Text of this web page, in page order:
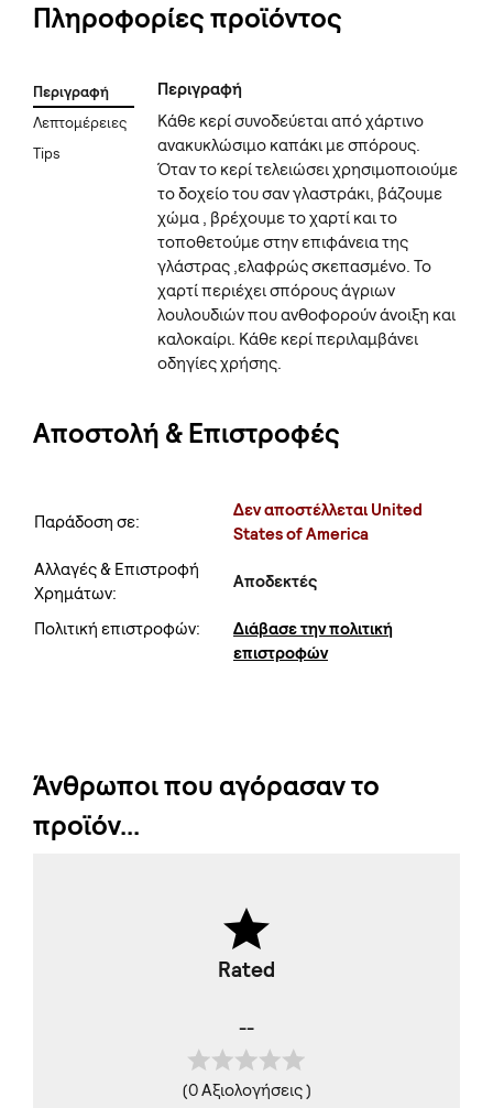
Πληροφορίες προϊόντος
Περιγραφή
Λεπτομέρειες
Tips
Περιγραφή
Κάθε κερί συνοδεύεται από χάρτινο
ανακυκλώσιμο καπάκι με σπόρους.
Όταν το κερί τελειώσει χρησιμοποιούμε
το δοχείο του σαν γλαστράκι, βάζουμε
χώμα , βρέχουμε το χαρτί και το
τοποθετούμε στην επιφάνεια της
γλάστρας ,ελαφρώς σκεπασμένο. Το
χαρτί περιέχει σπόρους άγριων
λουλουδιών που ανθοφορούν άνοιξη και
καλοκαίρι. Κάθε κερί περιλαμβάνει
οδηγίες χρήσης.
Αποστολή & Επιστροφές
Παράδοση σε:
Δεν αποστέλλεται United
States of America
Αλλαγές & Επιστροφή
Χρημάτων:
Αποδεκτές
Πολιτική επιστροφών:
Διάβασε την πολιτική
επιστροφών
Άνθρωποι που αγόρασαν το
προϊόν...
Rated
--
(0 Αξιολογήσεις )